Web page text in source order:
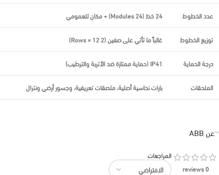
عدد الخطوط 24 خط (24 Modules) + مكان للعمومي
توزيع الخطوط غالباً ما تأتي على صفين (2 Rows × 12)
درجة الحماية IP41 (حماية ممتازة ضد الأتربة والترطيب)
الملحقات بارات نحاسية أصلية، ملصقات تعريفية، وجسور أرضي ونترال
عن ABB
0 reviews
المراجعات